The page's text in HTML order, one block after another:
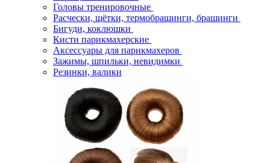
Головы тренировочные
Расчески, щётки, термобрашинги, брашинги
Бигуди, коклюшки
Кисти парикмахерские
Аксессуары для парикмахеров
Зажимы, шпильки, невидимки
Резинки, валики